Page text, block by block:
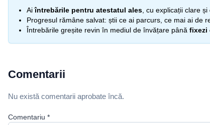
Aiîntrebările pentru atestatul ales , cu explicații clare
Progresul rămâne salvat: știi ce ai parcurs, ce mai ai de
Întrebările greșite revin în mediul de învățare până fixezi
Comentarii
Nu există comentarii aprobate încă.
Comentariu *